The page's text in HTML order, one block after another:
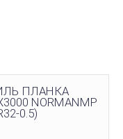
ПЛАНКА
NORMANMP
0.5)